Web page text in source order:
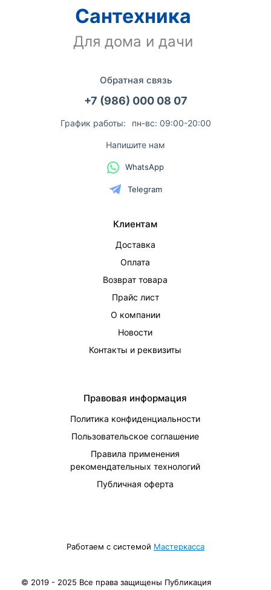
Сантехника
Для дома и дачи
Обратная связь
+7 (986) 000 08 07
График работы: пн-вс: 09:00-20:00
Напишите нам
WhatsApp
Telegram
Клиентам
Доставка
Оплата
Возврат товара
Прайс лист
О компании
Новости
Контакты и реквизиты
Правовая информация
Политика конфиденциальности
Пользовательское соглашение
Правила применения
рекомендательных технологий
Публичная оферта
Работаем с системой Мастеркасса
© 2019 - 2025 Все права защищены Публикация